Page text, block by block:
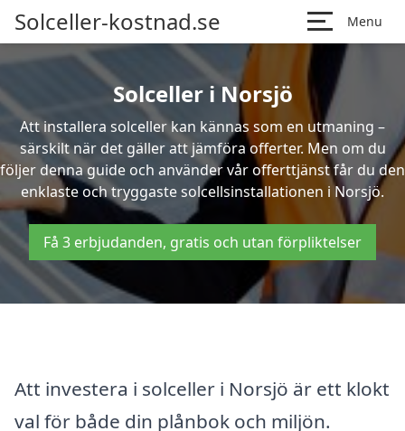
Solceller-kostnad.se Menu
Solceller i Norsjö
Att installera solceller kan kännas som en utmaning –
särskilt när det gäller att jämföra offerter. Men om du
följer denna guide och använder vår offerttjänst får du den
enklaste och tryggaste solcellsinstallationen i Norsjö.
Få 3 erbjudanden, gratis och utan förpliktelser
Att investera i solceller i Norsjö är ett klokt
val för både din plånbok och miljön.